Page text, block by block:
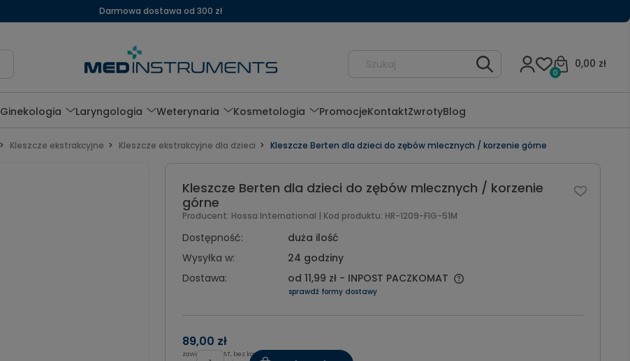
Darmowa dostawa od 300 zł
0,00 zł
0
Ginekologia Laryngologia Weterynaria Kosmetologia PromocjeKontaktZwrotyBlog
Kleszcze ekstrakcyjne Kleszcze ekstrakcyjne dla dzieci Kleszcze Berten dla dzieci do zębów mlecznych / korzenie górne
Kleszcze Berten dla dzieci do zębów mlecznych / korzenie
górne
Producent: Hossa International | Kod produktu: HR-1209-FIG-51M
Dostępność:
duża ilość
Wysyłka w:
24 godziny
Dostawa:
od 11,99 zł - INPOST PACZKOMAT
sprawdź formy dostawy
89,00 zł
zawiera 8% VAT, bez kosztów dostawy